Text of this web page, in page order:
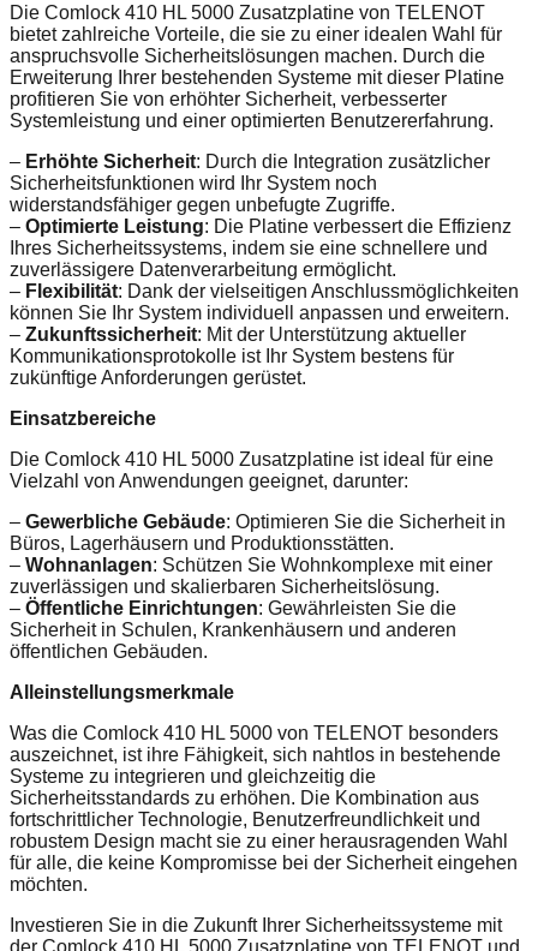
Die Comlock 410 HL 5000 Zusatzplatine von TELENOT
bietet zahlreiche Vorteile, die sie zu einer idealen Wahl für
anspruchsvolle Sicherheitslösungen machen. Durch die
Erweiterung Ihrer bestehenden Systeme mit dieser Platine
profitieren Sie von erhöhter Sicherheit, verbesserter
Systemleistung und einer optimierten Benutzererfahrung.
– Erhöhte Sicherheit: Durch die Integration zusätzlicher
Sicherheitsfunktionen wird Ihr System noch
widerstandsfähiger gegen unbefugte Zugriffe.
– Optimierte Leistung: Die Platine verbessert die Effizienz
Ihres Sicherheitssystems, indem sie eine schnellere und
zuverlässigere Datenverarbeitung ermöglicht.
– Flexibilität: Dank der vielseitigen Anschlussmöglichkeiten
können Sie Ihr System individuell anpassen und erweitern.
– Zukunftssicherheit: Mit der Unterstützung aktueller
Kommunikationsprotokolle ist Ihr System bestens für
zukünftige Anforderungen gerüstet.
Einsatzbereiche
Die Comlock 410 HL 5000 Zusatzplatine ist ideal für eine
Vielzahl von Anwendungen geeignet, darunter:
– Gewerbliche Gebäude: Optimieren Sie die Sicherheit in
Büros, Lagerhäusern und Produktionsstätten.
– Wohnanlagen: Schützen Sie Wohnkomplexe mit einer
zuverlässigen und skalierbaren Sicherheitslösung.
– Öffentliche Einrichtungen: Gewährleisten Sie die
Sicherheit in Schulen, Krankenhäusern und anderen
öffentlichen Gebäuden.
Alleinstellungsmerkmale
Was die Comlock 410 HL 5000 von TELENOT besonders
auszeichnet, ist ihre Fähigkeit, sich nahtlos in bestehende
Systeme zu integrieren und gleichzeitig die
Sicherheitsstandards zu erhöhen. Die Kombination aus
fortschrittlicher Technologie, Benutzerfreundlichkeit und
robustem Design macht sie zu einer herausragenden Wahl
für alle, die keine Kompromisse bei der Sicherheit eingehen
möchten.
Investieren Sie in die Zukunft Ihrer Sicherheitssysteme mit
der Comlock 410 HL 5000 Zusatzplatine von TELENOT und